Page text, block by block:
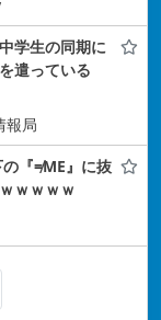
学生の同期に
遣っている
報局
の『≠ME』に抜
ｗｗｗｗ